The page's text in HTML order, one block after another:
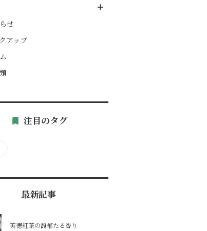
せ
アップ
注目のタグ
最新記事
英徳紅茶の馥郁たる香り